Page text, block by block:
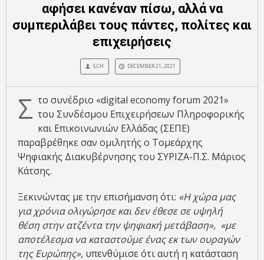
αφήσει κανέναν πίσω, αλλά να
συμπεριλάβει τους πάντες, πολίτες και
επιχειρήσεις
S.CH. DECEMBER 21, 2021
Σ το συνέδριο «digital economy forum 2021»
του Συνδέσμου Επιχειρήσεων Πληροφορικής
και Επικοινωνιών Ελλάδας (ΣΕΠΕ)
παραβρέθηκε σαν ομιλητής ο Τομεάρχης
Ψηφιακής Διακυβέρνησης του ΣΥΡΙΖΑ-Π.Σ. Μάριος
Κάτσης.
Ξεκινώντας με την επισήμανση ότι: «Η χώρα μας
για χρόνια ολιγώρησε και δεν έθεσε σε υψηλή
θέση στην ατζέντα την ψηφιακή μετάβαση», «με
αποτέλεσμα να καταστούμε ένας εκ των ουραγών
της Ευρώπης», υπενθύμισε ότι αυτή η κατάσταση